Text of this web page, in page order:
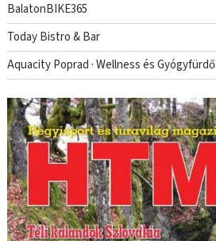
BalatonBIKE365
Today Bistro & Bar
Aquacity Poprad · Wellness és Gyógyfürdő